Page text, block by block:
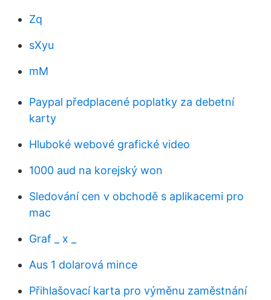
Zq
sXyu
mM
Paypal předplacené poplatky za debetní
karty
Hluboké webové grafické video
1000 aud na korejský won
Sledování cen v obchodě s aplikacemi pro
mac
Graf _ x _
Aus 1 dolarová mince
Přihlašovací karta pro výměnu zaměstnání